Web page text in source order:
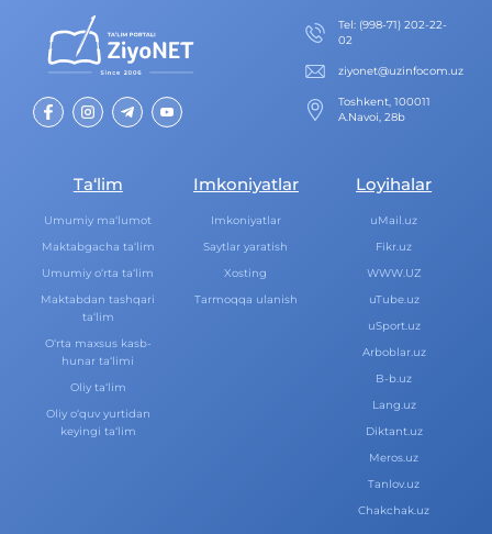
Теl: (998-71) 202-22-
02
ziyonet@uzinfocom.uz
Toshkent, 100011
A.Navoi, 28b
Ta‘lim
Umumiy ma‘lumot
Maktabgacha ta‘lim
Umumiy o‘rta ta‘lim
Maktabdan tashqari
ta‘lim
O‘rta maxsus kasb-
hunar ta‘limi
Oliy ta‘lim
Oliy o‘quv yurtidan
keyingi ta‘lim
Imkoniyatlar
Imkoniyatlar
Saytlar yaratish
Xosting
Tarmoqqa ulanish
Loyihalar
uMail.uz
Fikr.uz
WWW.UZ
uTube.uz
uSport.uz
Arboblar.uz
B-b.uz
Lang.uz
Diktant.uz
Meros.uz
Tanlov.uz
Chakchak.uz